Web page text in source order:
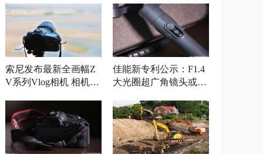
索尼发布最新全画幅Z
V系列Vlog相机 相机参
佳能新专利公示：F1.4
大光圈超广角镜头或将